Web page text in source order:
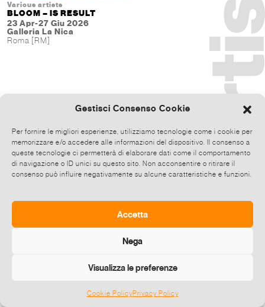
Gestisci Consenso Cookie
Per fornire le migliori esperienze, utilizziamo tecnologie come i cookie per
memorizzare e/o accedere alle informazioni del dispositivo. Il consenso a
queste tecnologie ci permetterà di elaborare dati come il comportamento
di navigazione o ID unici su questo sito. Non acconsentire o ritirare il
consenso può influire negativamente su alcune caratteristiche e funzioni.
Accetta
Nega
Visualizza le preferenze
Cookie PolicyPrivacy Policy
Various artists
BLOOM – IS RESULT
23 Apr-27 Giu 2026
Galleria La Nica
Roma [RM]
©2026 E-zine